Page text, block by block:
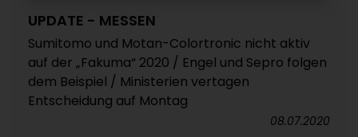
UPDATE - MESSEN
Sumitomo und Motan-Colortronic nicht aktiv
auf der „Fakuma“ 2020 / Engel und Sepro folgen
dem Beispiel / Ministerien vertagen
Entscheidung auf Montag
08.07.2020